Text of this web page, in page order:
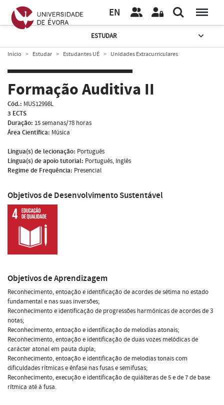
EN
ESTUDAR
Início Estudar Estudantes UÉ Unidades Extracurriculares
Formação Auditiva II
Cód.: MUS12998L
3 ECTS
Duração: 15 semanas/78 horas
Área Científica: Música
Língua(s) de lecionação: Português
Língua(s) de apoio tutorial: Português, Inglês
Regime de Frequência: Presencial
Objetivos de Desenvolvimento Sustentável
Objetivos de Aprendizagem
Reconhecimento, entoação e identificação de acordes de sétima no estado
fundamental e nas suas inversões;
Reconhecimento e identificação de progressões harmónicas de acordes de 3
notas;
Reconhecimento, entoação e identificação de melodias atonais;
Reconhecimento, entoação e identificação de duas vozes melódicas de
carácter atonal em pauta dupla;
Reconhecimento, entoação e identificação de melodias tonais com
dificuldades rítmicas e ênfase nas fusas e semifusas;
Reconhecimento, execução e identificação de quiálteras de 5 e de 7 de base
rítmica até à fusa.